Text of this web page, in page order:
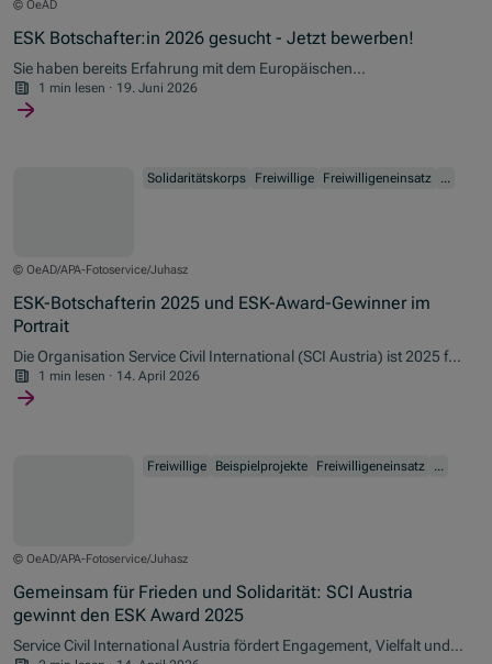
© OeAD
ESK Botschafter:in 2026 gesucht - Jetzt bewerben!
Sie haben bereits Erfahrung mit dem Europäischen
Solidaritätskorps (ESK) und bringen Begeisterung für das
Programm mit? Sie inspirieren und motivieren andere ebenfalls am
1 min lesen · 19. Juni 2026
© OeAD/APA-Fotoservice/Juhasz
Solidaritätskorps Freiwillige Freiwilligeneinsatz ...
ESK-Botschafterin 2025 und ESK-Award-Gewinner im
Portrait
Die Organisation Service Civil International (SCI Austria) ist 2025 für
die Wirkung ihrer ESK-Freiwilligenprojekte mit dem ESK-Award
ausgezeichnet worden. Makbule Temel, ehemalige ESK-Freiwillige
1 min lesen · 14. April 2026
© OeAD/APA-Fotoservice/Juhasz
Freiwillige Beispielprojekte Freiwilligeneinsatz ...
Gemeinsam für Frieden und Solidarität: SCI Austria
gewinnt den ESK Award 2025
Service Civil International Austria fördert Engagement, Vielfalt und